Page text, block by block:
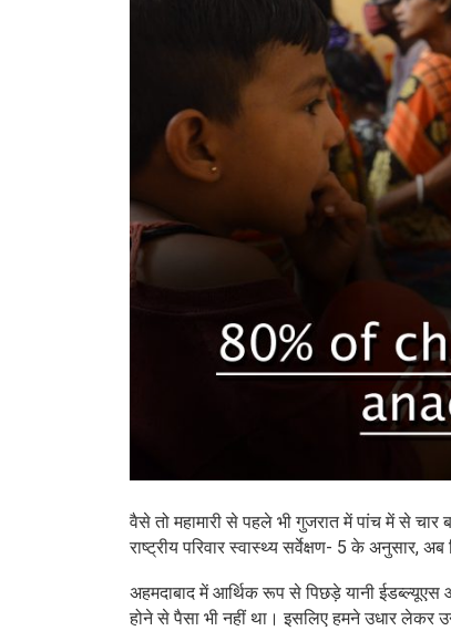
वैसे तो महामारी से पहले भी गुजरात में पांच में से
राष्ट्रीय परिवार स्वास्थ्य सर्वेक्षण- 5 के अनुसार,
अहमदाबाद में आर्थिक रूप से पिछड़े यानी ईडब्ल्यूएस
होने से पैसा भी नहीं था। इसलिए हमने उधार